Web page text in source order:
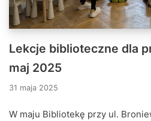
Lekcje biblioteczne dla
maj 2025
31 maja 2025
W maju Bibliotekę przy ul.